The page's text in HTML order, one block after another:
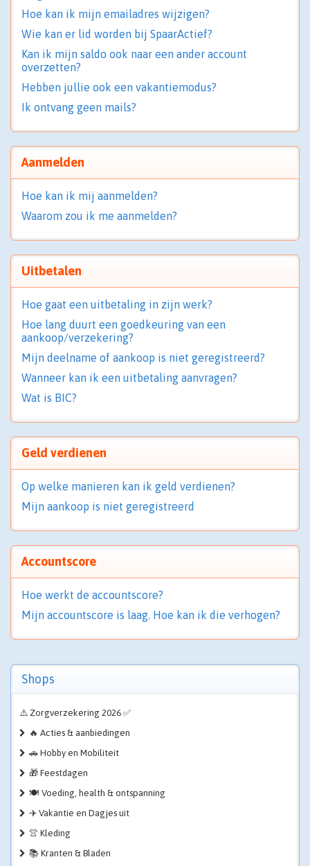
Hoe kan ik mijn emailadres wijzigen?
Wie kan er lid worden bij SpaarActief?
Kan ik mijn saldo ook naar een ander account
overzetten?
Hebben jullie ook een vakantiemodus?
Ik ontvang geen mails?
Aanmelden
Hoe kan ik mij aanmelden?
Waarom zou ik me aanmelden?
Uitbetalen
Hoe gaat een uitbetaling in zijn werk?
Hoe lang duurt een goedkeuring van een
aankoop/verzekering?
Mijn deelname of aankoop is niet geregistreerd?
Wanneer kan ik een uitbetaling aanvragen?
Wat is BIC?
Geld verdienen
Op welke manieren kan ik geld verdienen?
Mijn aankoop is niet geregistreerd
Accountscore
Hoe werkt de accountscore?
Mijn accountscore is laag. Hoe kan ik die verhogen?
Shops
⚠️ Zorgverzekering 2026 ✅
🔥 Acties & aanbiedingen
🚗 Hobby en Mobiliteit
🎁 Feestdagen
🍽️ Voeding, health & ontspanning
✈️ Vakantie en Dagjes uit
👚 Kleding
📚 Kranten & Bladen